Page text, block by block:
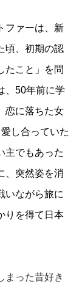
ファーは、新
頃、初期の認
たこと」を問
、50年前に学
恋に落ちた女
し合っていた
主でもあった
、突然姿を消
いながら旅に
りを得て日本
まった昔好き